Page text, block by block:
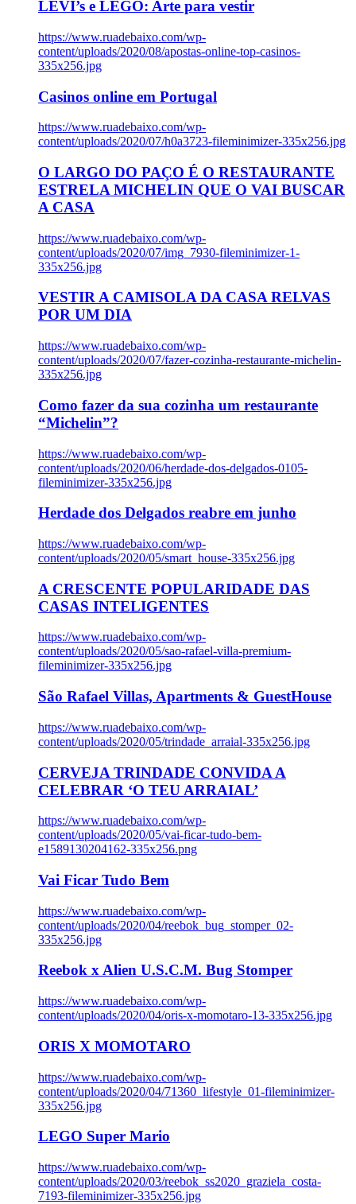
LEVI’s e LEGO: Arte para vestir
https://www.ruadebaixo.com/wp-
content/uploads/2020/08/apostas-online-top-casinos-
335x256.jpg
Casinos online em Portugal
https://www.ruadebaixo.com/wp-
content/uploads/2020/07/h0a3723-fileminimizer-335x256.jpg
O LARGO DO PAÇO É O RESTAURANTE
ESTRELA MICHELIN QUE O VAI BUSCAR
A CASA
https://www.ruadebaixo.com/wp-
content/uploads/2020/07/img_7930-fileminimizer-1-
335x256.jpg
VESTIR A CAMISOLA DA CASA RELVAS
POR UM DIA
https://www.ruadebaixo.com/wp-
content/uploads/2020/07/fazer-cozinha-restaurante-michelin-
335x256.jpg
Como fazer da sua cozinha um restaurante
“Michelin”?
https://www.ruadebaixo.com/wp-
content/uploads/2020/06/herdade-dos-delgados-0105-
fileminimizer-335x256.jpg
Herdade dos Delgados reabre em junho
https://www.ruadebaixo.com/wp-
content/uploads/2020/05/smart_house-335x256.jpg
A CRESCENTE POPULARIDADE DAS
CASAS INTELIGENTES
https://www.ruadebaixo.com/wp-
content/uploads/2020/05/sao-rafael-villa-premium-
fileminimizer-335x256.jpg
São Rafael Villas, Apartments & GuestHouse
https://www.ruadebaixo.com/wp-
content/uploads/2020/05/trindade_arraial-335x256.jpg
CERVEJA TRINDADE CONVIDA A
CELEBRAR ‘O TEU ARRAIAL’
https://www.ruadebaixo.com/wp-
content/uploads/2020/05/vai-ficar-tudo-bem-
e1589130204162-335x256.png
Vai Ficar Tudo Bem
https://www.ruadebaixo.com/wp-
content/uploads/2020/04/reebok_bug_stomper_02-
335x256.jpg
Reebok x Alien U.S.C.M. Bug Stomper
https://www.ruadebaixo.com/wp-
content/uploads/2020/04/oris-x-momotaro-13-335x256.jpg
ORIS X MOMOTARO
https://www.ruadebaixo.com/wp-
content/uploads/2020/04/71360_lifestyle_01-fileminimizer-
335x256.jpg
LEGO Super Mario
https://www.ruadebaixo.com/wp-
content/uploads/2020/03/reebok_ss2020_graziela_costa-
7193-fileminimizer-335x256.jpg